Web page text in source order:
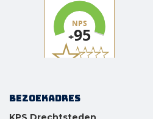
Bezoekadres